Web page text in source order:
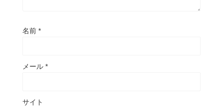
名前 *
メール *
サイト